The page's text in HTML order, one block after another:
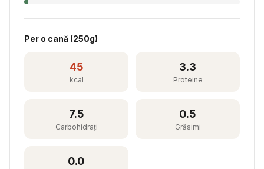
Per o cană (250g)
45
kcal
3.3
Proteine
7.5
Carbohidrați
0.5
Grăsimi
0.0